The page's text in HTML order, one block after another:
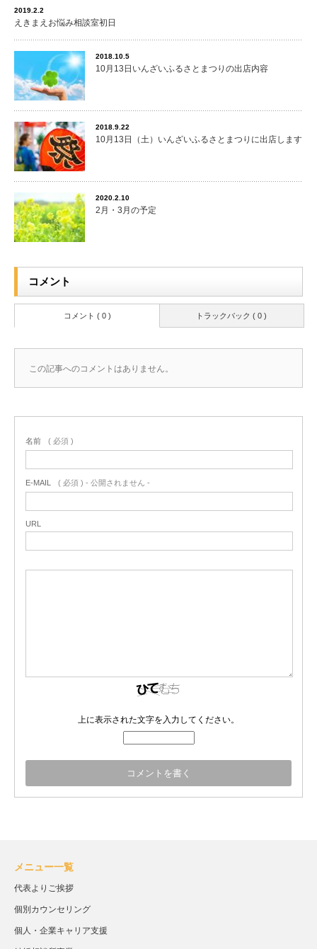
2019.2.2
えきまえお悩み相談室初日
2018.10.5
10月13日いんざいふるさとまつりの出店内容
2018.9.22
10月13日（土）いんざいふるさとまつりに出店します
2020.2.10
2月・3月の予定
コメント
トラックバック ( 0 )
コメント ( 0 )
この記事へのコメントはありません。
名前 ( 必須 )
E-MAIL ( 必須 ) - 公開されません -
URL
上に表示された文字を入力してください。
メニュー一覧
代表よりご挨拶
個別カウンセリング
個人・企業キャリア支援